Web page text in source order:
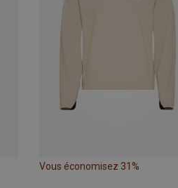
Vous économisez 31%